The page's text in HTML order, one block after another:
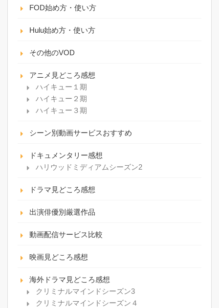
FOD始め方・使い方
Hulu始め方・使い方
その他のVOD
アニメ見どころ感想
ハイキュー１期
ハイキュー２期
ハイキュー３期
シーン別動画サービスおすすめ
ドキュメンタリー感想
ハリウッドミディアムシーズン2
ドラマ見どころ感想
出演俳優別厳選作品
動画配信サービス比較
映画見どころ感想
海外ドラマ見どころ感想
クリミナルマインドシーズン3
クリミナルマインドシーズン４